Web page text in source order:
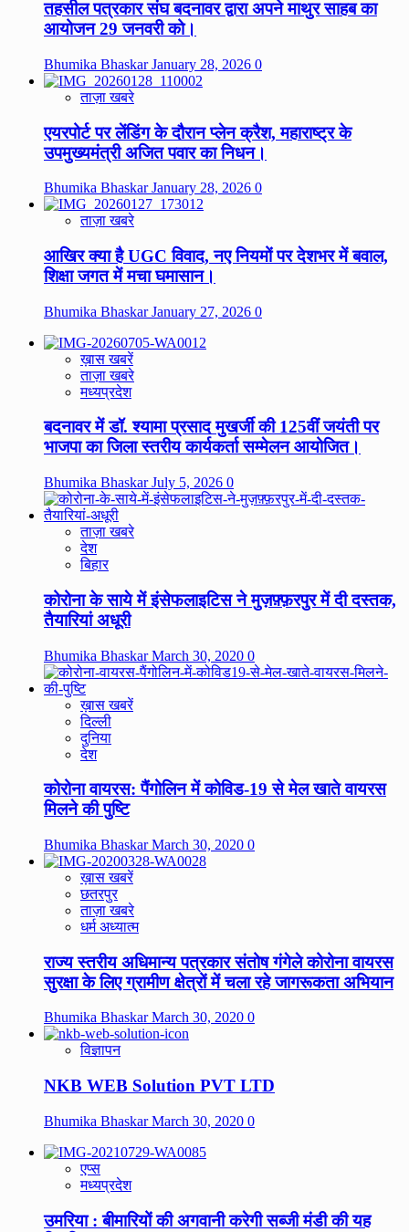
तहसील पत्रकार संघ बदनावर द्वारा अपने माथुर साहब का
आयोजन 29 जनवरी को।
Bhumika BhaskarJanuary 28, 2026 0
ताज़ा खबरे
एयरपोर्ट पर लेंडिंग के दौरान प्लेन क्रैश, महाराष्ट्र के
उपमुख्यमंत्री अजित पवार का निधन।
Bhumika BhaskarJanuary 28, 2026 0
ताज़ा खबरे
आखिर क्या है UGC विवाद, नए नियमों पर देशभर में बवाल,
शिक्षा जगत में मचा घमासान।
Bhumika BhaskarJanuary 27, 2026 0
ख़ास खबरें
ताज़ा खबरे
मध्यप्रदेश
बदनावर में डॉ. श्यामा प्रसाद मुखर्जी की 125वीं जयंती पर
भाजपा का जिला स्तरीय कार्यकर्ता सम्मेलन आयोजित।
Bhumika BhaskarJuly 5, 2026 0
ताज़ा खबरे
देश
बिहार
कोरोना के साये में इंसेफलाइटिस ने मुज़फ़्फ़रपुर में दी दस्तक,
तैयारियां अधूरी
Bhumika BhaskarMarch 30, 2020 0
ख़ास खबरें
दिल्ली
दुनिया
देश
कोरोना वायरस: पैंगोलिन में कोविड-19 से मेल खाते वायरस
मिलने की पुष्टि
Bhumika BhaskarMarch 30, 2020 0
ख़ास खबरें
छतरपुर
ताज़ा खबरे
धर्म अध्यात्म
राज्य स्तरीय अधिमान्य पत्रकार संतोष गंगेले कोरोना वायरस
सुरक्षा के लिए ग्रामीण क्षेत्रों में चला रहे जागरूकता अभियान
Bhumika BhaskarMarch 30, 2020 0
विज्ञापन
NKB WEB Solution PVT LTD
Bhumika BhaskarMarch 30, 2020 0
एप्स
मध्यप्रदेश
उमरिया : बीमारियों की अगवानी करेगी सब्जी मंडी की यह